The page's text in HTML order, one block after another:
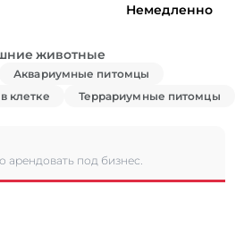
Немедленно
животные
Аквариумные питомцы
клетке
Террариумные питомцы
под бизнес.